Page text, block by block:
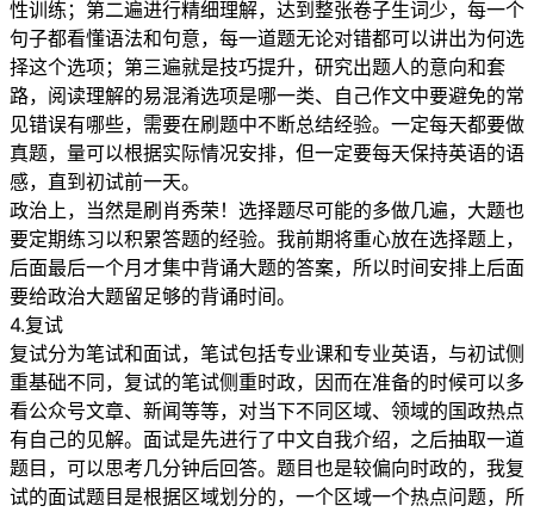
性训练；第二遍进行精细理解，达到整张卷子生词少，每一个
句子都看懂语法和句意，每一道题无论对错都可以讲出为何选
择这个选项；第三遍就是技巧提升，研究出题人的意向和套
路，阅读理解的易混淆选项是哪一类、自己作文中要避免的常
见错误有哪些，需要在刷题中不断总结经验。一定每天都要做
真题，量可以根据实际情况安排，但一定要每天保持英语的语
感，直到初试前一天。
政治上，当然是刷肖秀荣！选择题尽可能的多做几遍，大题也
要定期练习以积累答题的经验。我前期将重心放在选择题上，
后面最后一个月才集中背诵大题的答案，所以时间安排上后面
要给政治大题留足够的背诵时间。
4.复试
复试分为笔试和面试，笔试包括专业课和专业英语，与初试侧
重基础不同，复试的笔试侧重时政，因而在准备的时候可以多
看公众号文章、新闻等等，对当下不同区域、领域的国政热点
有自己的见解。面试是先进行了中文自我介绍，之后抽取一道
题目，可以思考几分钟后回答。题目也是较偏向时政的，我复
试的面试题目是根据区域划分的，一个区域一个热点问题，所